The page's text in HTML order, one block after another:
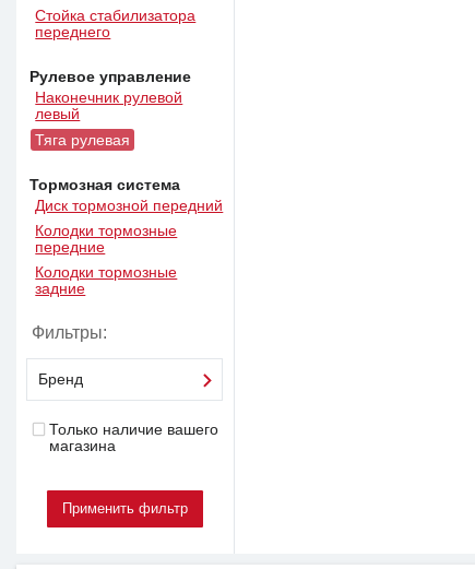
Стойка стабилизатора
переднего
Рулевое управление
Наконечник рулевой
левый
Тяга рулевая
Тормозная система
Диск тормозной передний
Колодки тормозные
передние
Колодки тормозные
задние
Фильтры:
Бренд
Только наличие вашего
магазина